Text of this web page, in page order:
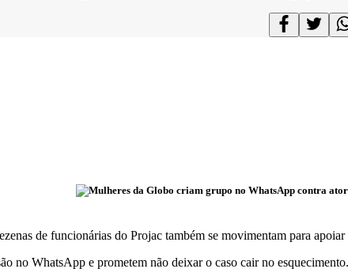
de funcionárias do Projac também se movimentam para
no WhatsApp e prometem não deixar o caso cair no esquecimento.